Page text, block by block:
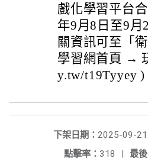
戲化學習平台
年9月8日至9
關資訊可至「
學習網首頁 →
y.tw/t19Tyyey )
下架日期： 2025-09-21
最
點擊率： 318 |